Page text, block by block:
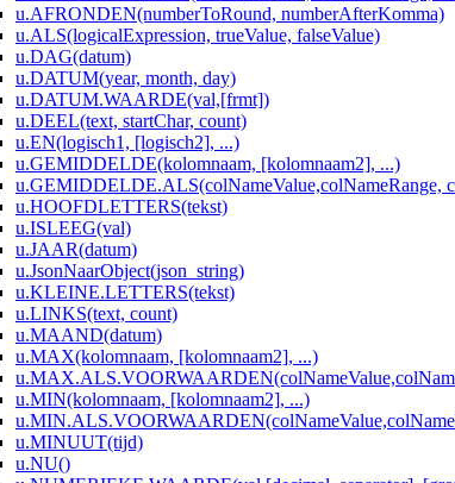
u.AFRONDEN(numberToRound, numberAfterKomma)
u.ALS(logicalExpression, trueValue, falseValue)
u.DAG(datum)
u.DATUM(year, month, day)
u.DATUM.WAARDE(val,[frmt])
u.DEEL(text, startChar, count)
u.EN(logisch1, [logisch2], ...)
u.GEMIDDELDE(kolomnaam, [kolomnaam2], ...)
u.GEMIDDELDE.ALS(colNameValue,colNameRange,
u.HOOFDLETTERS(tekst)
u.ISLEEG(val)
u.JAAR(datum)
u.JsonNaarObject(json_string)
u.KLEINE.LETTERS(tekst)
u.LINKS(text, count)
u.MAAND(datum)
u.MAX(kolomnaam, [kolomnaam2], ...)
u.MIN(kolomnaam, [kolomnaam2], ...)
u.MINUUT(tijd)
u.NU()